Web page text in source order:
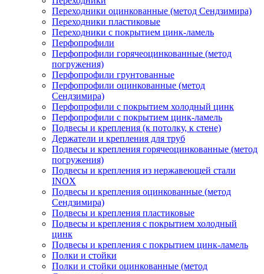
Переходники оцинкованные (метод Сендзимира)
Переходники пластиковые
Переходники с покрытием цинк-ламель
Перфопрофили
Перфопрофили горячеоцинкованные (метод
погружения)
Перфопрофили грунтованные
Перфопрофили оцинкованные (метод
Сендзимира)
Перфопрофили с покрытием холодный цинк
Перфопрофили с покрытием цинк-ламель
Подвесы и крепления (к потолку, к стене)
Держатели и крепления для труб
Подвесы и крепления горячеоцинкованные (метод
погружения)
Подвесы и крепления из нержавеющей стали
INOX
Подвесы и крепления оцинкованные (метод
Сендзимира)
Подвесы и крепления пластиковые
Подвесы и крепления с покрытием холодный
цинк
Подвесы и крепления с покрытием цинк-ламель
Полки и стойки
Полки и стойки оцинкованные (метод